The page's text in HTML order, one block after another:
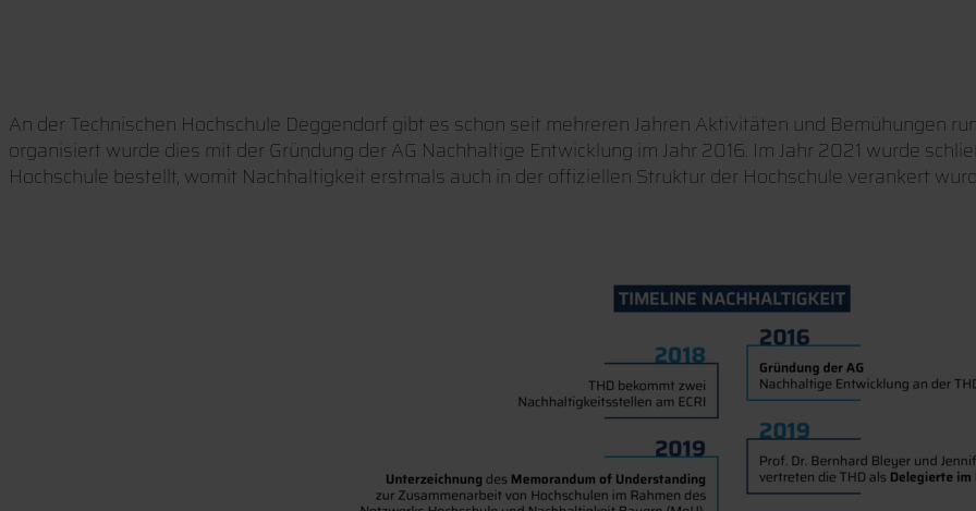
An der Technischen Hochschule Deggendorf gibt es schon seit mehreren Jahren Aktivitäten und Bemühungen
organisiert wurde dies mit der Gründung der AG Nachhaltige Entwicklung im Jahr 2016. Im Jahr 2021 wurde
Hochschule bestellt, womit Nachhaltigkeit erstmals auch in der offiziellen Struktur der Hochschule verankert